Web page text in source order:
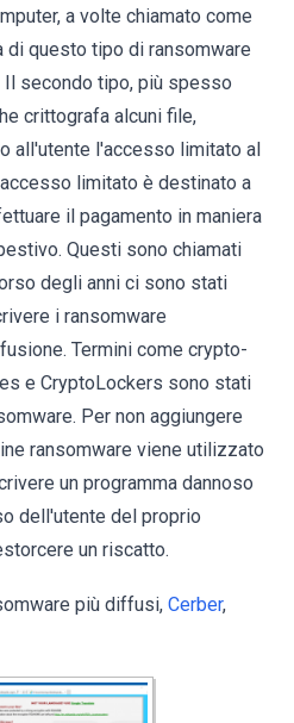
a volte chiamato come
di questo tipo di ransomware
secondo tipo, più spesso
crittografa alcuni file,
all'utente l'accesso limitato al
limitato è destinato a
il pagamento in maniera
Questi sono chiamati
degli anni ci sono stati
i ransomware
Termini come crypto-
e CryptoLockers sono stati
Per non aggiungere
ransomware viene utilizzato
un programma dannoso
dell'utente del proprio
un riscatto.
più diffusi, Cerber,